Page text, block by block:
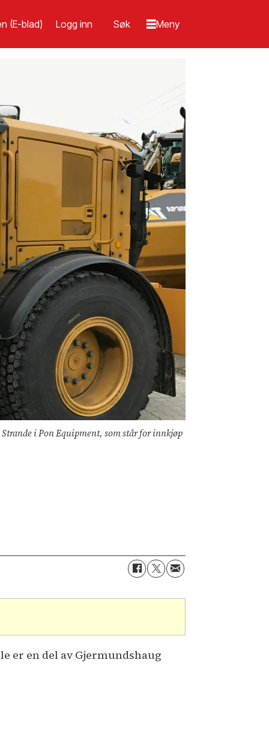
(E-blad) Logg inn
i Pon Equipment, som står for innkjøp
er en del av Gjermundshaug